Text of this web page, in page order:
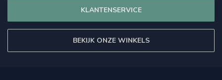
KLANTENSERVICE
BEKIJK ONZE WINKELS